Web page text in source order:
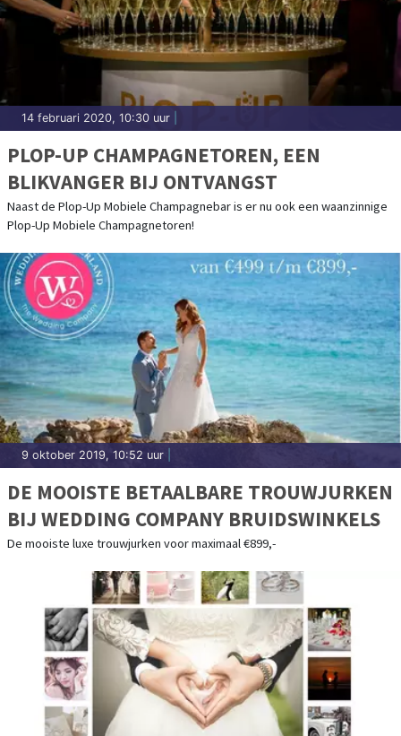
14 februari 2020, 10:30 uur
PLOP-UP CHAMPAGNETOREN, EEN
BLIKVANGER BIJ ONTVANGST
Naast de Plop-Up Mobiele Champagnebar is er nu ook een waanzinnige
Plop-Up Mobiele Champagnetoren!
9 oktober 2019, 10:52 uur
DE MOOISTE BETAALBARE TROUWJURKEN
BIJ WEDDING COMPANY BRUIDSWINKELS
De mooiste luxe trouwjurken voor maximaal €899,-